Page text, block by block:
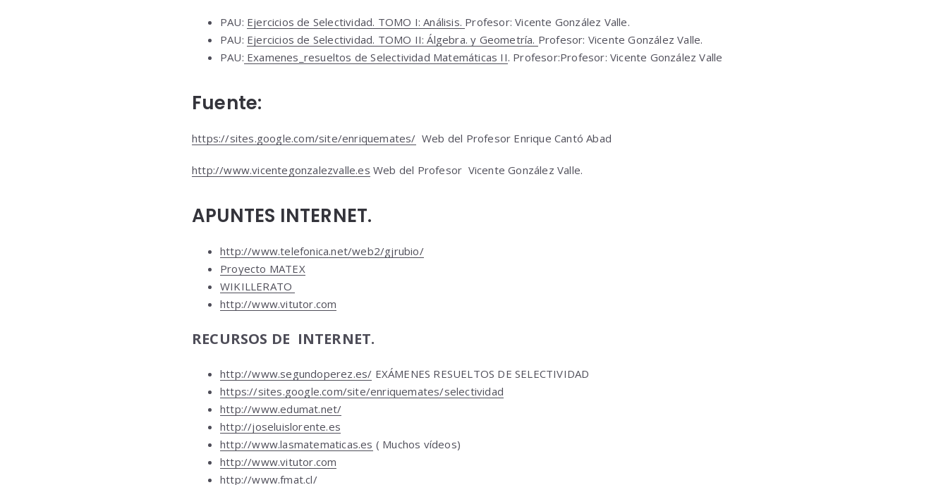
PAU: Ejercicios de Selectividad. TOMO I: Análisis. Profesor: Vicente González Valle.
PAU: Ejercicios de Selectividad. TOMO II: Álgebra. y Geometría. Profesor: Vicente González Valle.
PAU: Examenes_resueltos de Selectividad Matemáticas II. Profesor:Profesor: Vicente González Valle
Fuente:
https://sites.google.com/site/enriquemates/ Web del Profesor Enrique Cantó Abad
http://www.vicentegonzalezvalle.es Web del Profesor Vicente González Valle.
APUNTES INTERNET.
http://www.telefonica.net/web2/gjrubio/
Proyecto MATEX
WIKILLERATO
http://www.vitutor.com
RECURSOS DE INTERNET.
http://www.segundoperez.es/ EXÁMENES RESUELTOS DE SELECTIVIDAD
https://sites.google.com/site/enriquemates/selectividad
http://www.edumat.net/
http://joseluislorente.es
http://www.lasmatematicas.es ( Muchos vídeos)
http://www.vitutor.com
http://www.fmat.cl/